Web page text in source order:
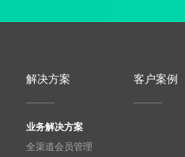
解决方案
业务解决方案
全渠道会员管理
客户案例